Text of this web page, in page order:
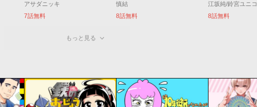
アサダニッキ
7話無料
慎結
8話無料
江坂純/鈴宮ユニコ
8話無料
もっと見る